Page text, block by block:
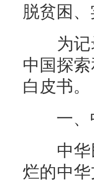
脱贫困
为
中国探
白皮书。
一
中
烂的中